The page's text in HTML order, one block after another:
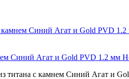
Синий Агат и Gold PVD 1.2 мм
титана с камнем Синий Агат и